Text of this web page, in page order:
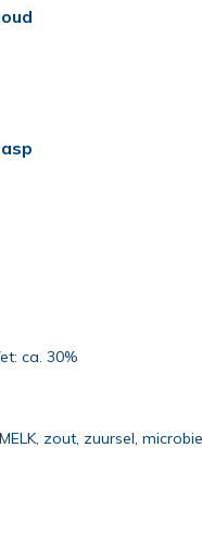
ca. 30%
zout, zuursel,